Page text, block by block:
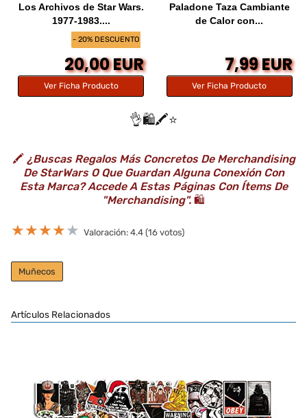
- 20% DESCUENTO
Los Archivos de Star Wars.
1977-1983....
20,00 EUR
Ver Ficha Producto
Paladone Taza Cambiante
de Calor con...
7,99 EUR
Ver Ficha Producto
👌🛍️🖍️⭐️
🖍️ ¿Buscas Regalos Más Concretos De Merchandising
De StarWars O Que Guardan Alguna Conexión Con
Esta Marca? Accede A Estas Páginas Con Ítems De
"Merchandising". 🛍️
★★★★★ Valoración: 4.4 (16 votos)
Muñecos
Artículos Relacionados